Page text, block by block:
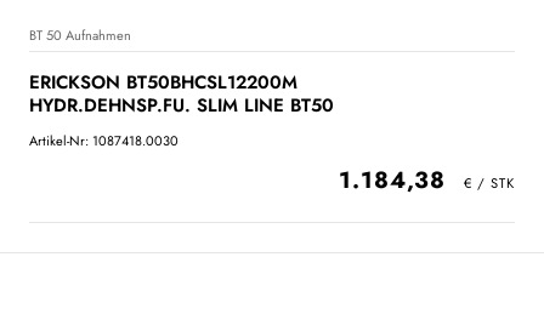
BT 50 Aufnahmen
ERICKSON BT50BHCSL12200M
HYDR.DEHNSP.FU. SLIM LINE BT50
Artikel-Nr: 1087418.0030
1.184,38